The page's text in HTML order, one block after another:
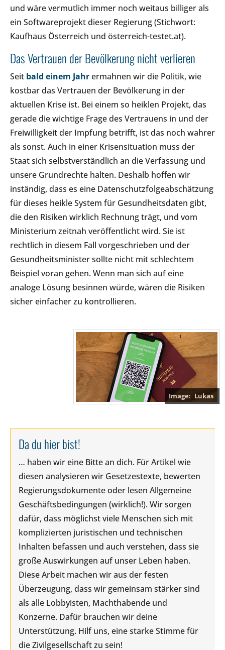
und wäre vermutlich immer noch weitaus billiger als
ein Softwareprojekt dieser Regierung (Stichwort:
Kaufhaus Österreich und österreich-testet.at).
Das Vertrauen der Bevölkerung nicht verlieren
Seit bald einem Jahrermahnen wir die Politik, wie
kostbar das Vertrauen der Bevölkerung in der
aktuellen Krise ist. Bei einem so heiklen Projekt, das
gerade die wichtige Frage des Vertrauens in und der
Freiwilligkeit der Impfung betrifft, ist das noch wahrer
als sonst. Auch in einer Krisensituation muss der
Staat sich selbstverständlich an die Verfassung und
unsere Grundrechte halten. Deshalb hoffen wir
inständig, dass es eine Datenschutzfolgeabschätzung
für dieses heikle System für Gesundheitsdaten gibt,
die den Risiken wirklich Rechnung trägt, und vom
Ministerium zeitnah veröffentlicht wird. Sie ist
rechtlich in diesem Fall vorgeschrieben und der
Gesundheitsminister sollte nicht mit schlechtem
Beispiel voran gehen. Wenn man sich auf eine
analoge Lösung besinnen würde, wären die Risiken
sicher einfacher zu kontrollieren.
Lukas
Da du hier bist!
… haben wir eine Bitte an dich. Für Artikel wie
diesen analysieren wir Gesetzestexte, bewerten
Regierungsdokumente oder lesen Allgemeine
Geschäftsbedingungen (wirklich!). Wir sorgen
dafür, dass möglichst viele Menschen sich mit
komplizierten juristischen und technischen
Inhalten befassen und auch verstehen, dass sie
große Auswirkungen auf unser Leben haben.
Diese Arbeit machen wir aus der festen
Überzeugung, dass wir gemeinsam stärker sind
als alle Lobbyisten, Machthabende und
Konzerne. Dafür brauchen wir deine
Unterstützung. Hilf uns, eine starke Stimme für
die Zivilgesellschaft zu sein!